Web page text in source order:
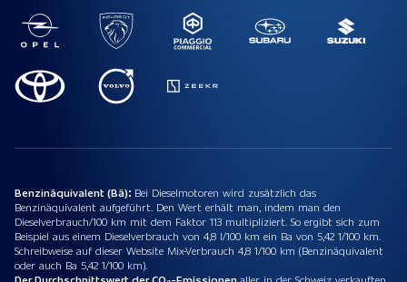
Benzinäquivalent (Bä): Bei Dieselmotoren wird zusätzlich das
Benzinäquivalent aufgeführt. Den Wert erhält man, indem man den
Dieselverbrauch/100 km mit dem Faktor 113 multipliziert. So ergibt sich zum
Beispiel aus einem Dieselverbrauch von 4,8 l/100 km ein Ba von 5,42 1/100 km.
Schreibweise auf dieser Website Mix-Verbrauch 4,8 1/100 km (Benzinäquivalent
oder auch Ba 5,42 1/100 km).
Der Durchschnittswert der CO₂-Emissionenaller in der Schweiz verkauften